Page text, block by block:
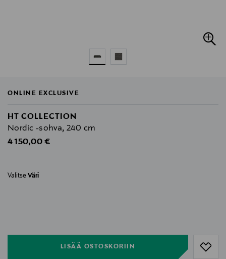
ONLINE EXCLUSIVE
HT COLLECTION
Nordic -sohva, 240 cm
Original Price
4 150,00 €
Valitse Väri
LISÄÄ OSTOSKORIIN